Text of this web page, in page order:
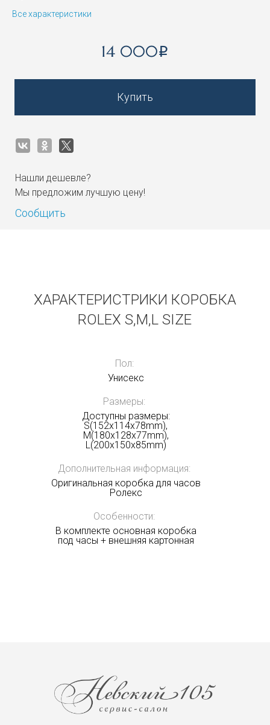
Все характеристики
14 000i
Купить
Нашли дешевле?
Мы предложим лучшую цену!
Сообщить
ХАРАКТЕРИСТРИКИ КОРОБКА
ROLEX S,M,L SIZE
Пол:
Унисекс
Размеры:
Доступны размеры:
S(152х114х78mm),
M(180х128х77mm),
L(200x150x85mm)
Дополнительная информация:
Оригинальная коробка для часов
Ролекс
Особенности:
В комплекте основная коробка
под часы + внешняя картонная